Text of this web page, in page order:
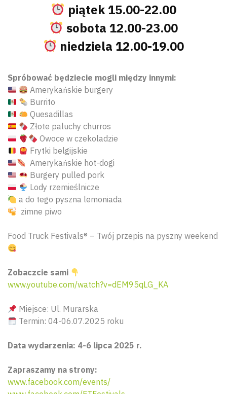
piątek 15.00-22.00
sobota 12.00-23.00
niedziela 12.00-19.00
Spróbować będziecie mogli między innymi:
Amerykańskie burgery
Burrito
Quesadillas
Złote paluchy churros
Owoce w czekoladzie
Frytki belgijskie
Amerykańskie hot-dogi
Burgery pulled pork
Lody rzemieślnicze
a do tego pyszna lemoniada
zimne piwo
Food Truck Festivals®︎ – Twój przepis na pyszny weekend
Zobaczcie sami
www.youtube.com/watch?v=dEM95qLG_KA
Miejsce: Ul. Murarska
Termin: 04-06.07.2025 roku
Data wydarzenia: 4-6 lipca 2025 r.
Zapraszamy na strony:
www.facebook.com/events/